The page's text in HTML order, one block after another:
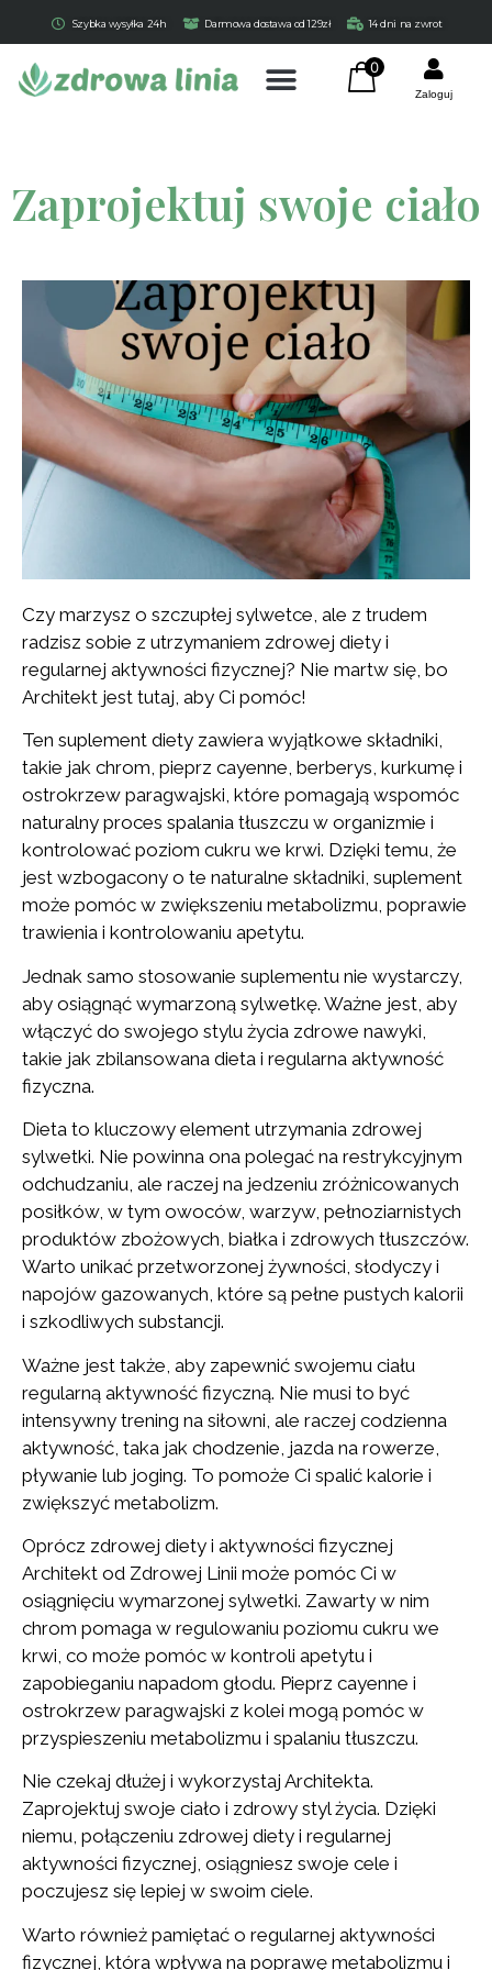
Szybka wysyłka 24h Darmowa dostawa od 129zł 14 dni na zwrot
0
Zaloguj
Zaprojektuj swoje ciało
Czy marzysz o szczupłej sylwetce, ale z trudem
radzisz sobie z utrzymaniem zdrowej diety i
regularnej aktywności fizycznej? Nie martw się, bo
Architekt jest tutaj, aby Ci pomóc!
Ten suplement diety zawiera wyjątkowe składniki,
takie jak chrom, pieprz cayenne, berberys, kurkumę i
ostrokrzew paragwajski, które pomagają wspomóc
naturalny proces spalania tłuszczu w organizmie i
kontrolować poziom cukru we krwi. Dzięki temu, że
jest wzbogacony o te naturalne składniki, suplement
może pomóc w zwiększeniu metabolizmu, poprawie
trawienia i kontrolowaniu apetytu.
Jednak samo stosowanie suplementu nie wystarczy,
aby osiągnąć wymarzoną sylwetkę. Ważne jest, aby
włączyć do swojego stylu życia zdrowe nawyki,
takie jak zbilansowana dieta i regularna aktywność
fizyczna.
Dieta to kluczowy element utrzymania zdrowej
sylwetki. Nie powinna ona polegać na restrykcyjnym
odchudzaniu, ale raczej na jedzeniu zróżnicowanych
posiłków, w tym owoców, warzyw, pełnoziarnistych
produktów zbożowych, białka i zdrowych tłuszczów.
Warto unikać przetworzonej żywności, słodyczy i
napojów gazowanych, które są pełne pustych kalorii
i szkodliwych substancji.
Ważne jest także, aby zapewnić swojemu ciału
regularną aktywność fizyczną. Nie musi to być
intensywny trening na siłowni, ale raczej codzienna
aktywność, taka jak chodzenie, jazda na rowerze,
pływanie lub joging. To pomoże Ci spalić kalorie i
zwiększyć metabolizm.
Oprócz zdrowej diety i aktywności fizycznej
Architekt od Zdrowej Linii może pomóc Ci w
osiągnięciu wymarzonej sylwetki. Zawarty w nim
chrom pomaga w regulowaniu poziomu cukru we
krwi, co może pomóc w kontroli apetytu i
zapobieganiu napadom głodu. Pieprz cayenne i
ostrokrzew paragwajski z kolei mogą pomóc w
przyspieszeniu metabolizmu i spalaniu tłuszczu.
Nie czekaj dłużej i wykorzystaj Architekta.
Zaprojektuj swoje ciało i zdrowy styl życia. Dzięki
niemu, połączeniu zdrowej diety i regularnej
aktywności fizycznej, osiągniesz swoje cele i
poczujesz się lepiej w swoim ciele.
Warto również pamiętać o regularnej aktywności
fizycznej, która wpływa na poprawę metabolizmu i
Certyfikowana Kreatyna
29,90zł DODAJ